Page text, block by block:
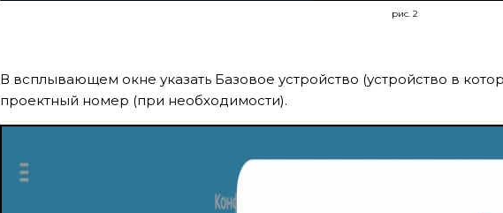
рис. 2
В всплывающем окне указать Базовое устройство (устройство в
проектный номер (при необходимости).